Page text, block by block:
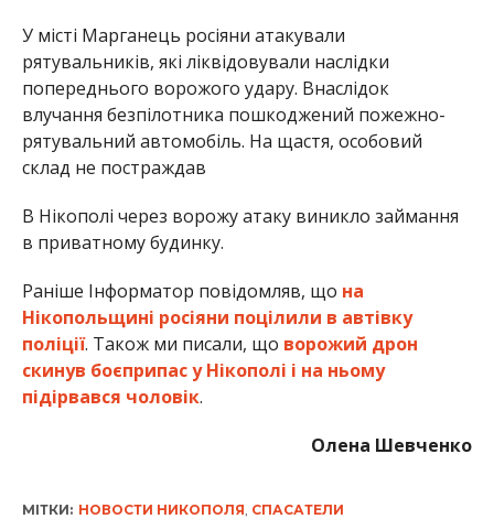
У місті Марганець росіяни атакували
рятувальників, які ліквідовували наслідки
попереднього ворожого удару. Внаслідок
влучання безпілотника пошкоджений пожежно-
рятувальний автомобіль. На щастя, особовий
склад не постраждав
В Нікополі через ворожу атаку виникло займання
в приватному будинку.
Раніше Інформатор повідомляв, що на
Нікопольщині росіяни поцілили в автівку
поліції. Також ми писали, що ворожий дрон
скинув боєприпас у Нікополі і на ньому
підірвався чоловік.
Олена Шевченко
МІТКИ: НОВОСТИ НИКОПОЛЯ СПАСАТЕЛИ